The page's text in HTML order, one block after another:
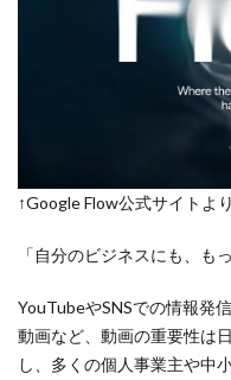
↑Google Flow公式サイトよ
「自分のビジネスにも、も
YouTubeやSNSでの情報発
動画など、動画の重要性は
し、多くの個人事業主や中